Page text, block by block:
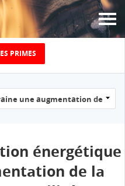
DE
LE
DE
PRIMES
énergétique
de la